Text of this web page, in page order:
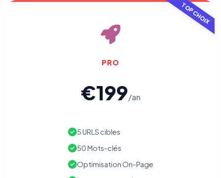
TOP CHOIX
PRO
€199/an
5 URLS cibles
50 Mots-clés
Optimisation On-Page